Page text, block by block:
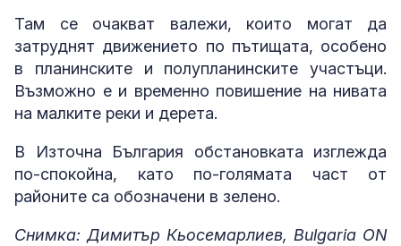
Там се очакват валежи, които могат да
затруднят движението по пътищата, особено
в планинските и полупланинските участъци.
Възможно е и временно повишение на нивата
на малките реки и дерета.
В Източна България обстановката изглежда
по-спокойна, като по-голямата част от
районите са обозначени в зелено.
Снимка: Димитър Кьосемарлиев, Bulgaria ON